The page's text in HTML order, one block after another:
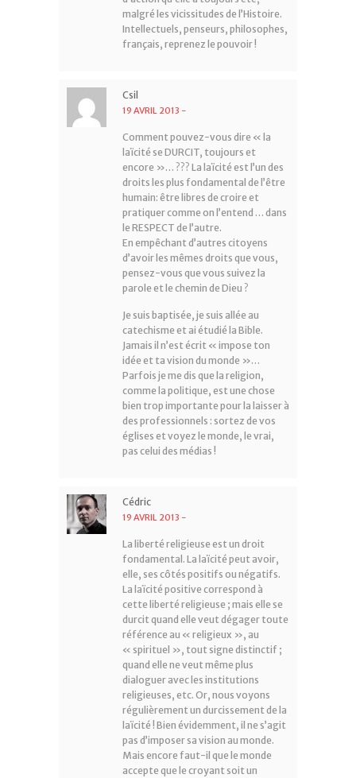
malgré les vicissitudes de l’Histoire.
Intellectuels, penseurs, philosophes,
français, reprenez le pouvoir !
Csil
19 AVRIL 2013 -
Comment pouvez-vous dire « la
laïcité se DURCIT, toujours et
encore »… ??? La laïcité est l’un des
droits les plus fondamental de l’être
humain: être libres de croire et
pratiquer comme on l’entend … dans
le RESPECT de l’autre.
En empêchant d’autres citoyens
d’avoir les mêmes droits que vous,
pensez-vous que vous suivez la
parole et le chemin de Dieu ?
Je suis baptisée, je suis allée au
catechisme et ai étudié la Bible.
Jamais il n’est écrit « impose ton
idée et ta vision du monde »…
Parfois je me dis que la religion,
comme la politique, est une chose
bien trop importante pour la laisser à
des professionnels : sortez de vos
églises et voyez le monde, le vrai,
pas celui des médias !
Cédric
19 AVRIL 2013 -
La liberté religieuse est un droit
fondamental. La laïcité peut avoir,
elle, ses côtés positifs ou négatifs.
La laïcité positive correspond à
cette liberté religieuse ; mais elle se
durcit quand elle veut dégager toute
référence au « religieux », au
« spirituel », tout signe distinctif ;
quand elle ne veut même plus
dialoguer avec les institutions
religieuses, etc. Or, nous voyons
régulièrement un durcissement de la
laïcité ! Bien évidemment, il ne s’agit
pas d’imposer sa vision au monde.
Mais encore faut-il que le monde
accepte que le croyant soit un